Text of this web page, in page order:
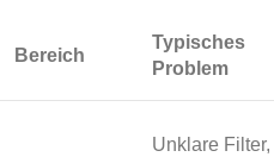
Bereich
Typisches
Problem
Unklare Filter,